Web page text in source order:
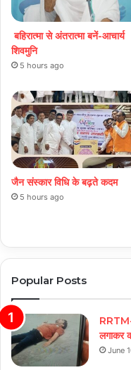
बहिरात्मा से अंतरात्मा बनें-आचार्य
शिवमुनि
5 hours ago
जैन संस्कार विधि के बढ़ते कदम
5 hours ago
Popular Posts
लगाकर
June